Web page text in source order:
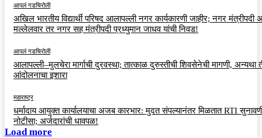
आपलं गडचिरोली
अखिल भारतीय विद्यार्थी परिषद आलापल्ली नगर कार्यकारणी जाहीर; नगर मंत्रीपदी
मल्लेलवार तर नगर सह मंत्रीपदी प्रध्युमान जाधव यांची निवड!
आपलं गडचिरोली
आलापल्ली–मुलचेरा मार्गाची दुरवस्था; तात्काळ दुरुस्तीची शिवसेनेची मागणी, अन्यथा
आंदोलनाचा इशारा
महाराष्ट्र
धर्मादाय आयुक्त कार्यालयाचा अजब कारभार: मुदत संपल्यानंतर मिळतात RTI
नोटीसा; अर्जदारांची धावपळ!
Load more